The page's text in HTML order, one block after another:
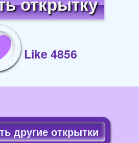
открытку
Like 4856
другие открытки